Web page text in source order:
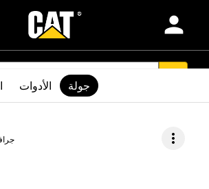
person
more_vert
الأدوات جولة